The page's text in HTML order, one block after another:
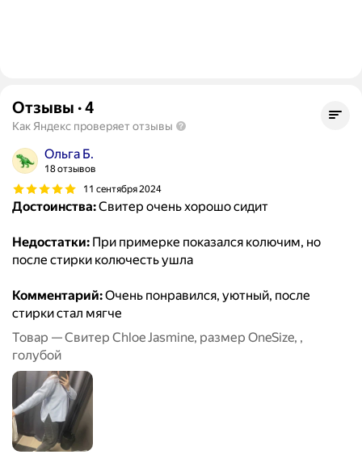
Отзывы ·4
Как Яндекс проверяет отзывы
Ольга Б.
18 отзывов
11 сентября 2024
Достоинства:Свитер очень хорошо сидит
Недостатки: При примерке показался колючим, но
после стирки колючесть ушла
Комментарий:Очень понравился, уютный, после
стирки стал мягче
Товар — Свитер Chloe Jasmine, размер OneSize, ,
голубой